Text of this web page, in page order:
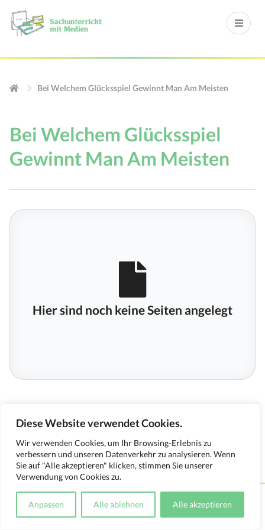
Diese Website verwendet Cookies.
Wir verwenden Cookies, um Ihr Browsing-Erlebnis zu
verbessern und unseren Datenverkehr zu analysieren. Wenn
Sie auf "Alle akzeptieren" klicken, stimmen Sie unserer
Verwendung von Cookies zu.
Anpassen Alle ablehnen Alle akzeptieren
Bei Welchem Glücksspiel Gewinnt Man Am Meisten
Bei Welchem Glücksspiel
Gewinnt Man Am Meisten
Hier sind noch keine Seiten angelegt
Kontakt Impressum Datenschutzerklärung
Medienverwendungsnachweis